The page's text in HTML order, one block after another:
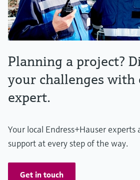
Planning a project?
your challenges with
expert.
Your local Endress+Hauser experts
support at every step of the way.
Get in touch